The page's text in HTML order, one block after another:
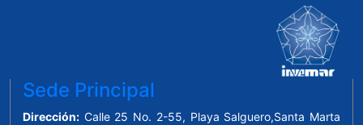
Sede Principal
Dirección: Calle 25 No. 2-55, Playa Salguero,Santa Marta